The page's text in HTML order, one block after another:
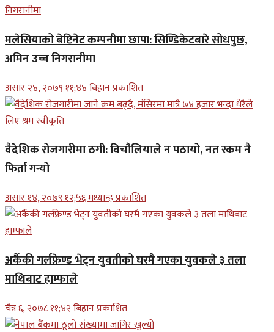
मलेसियाको बेष्टिनेट कम्पनीमा छापा: सिण्डिकेटबारे सोधपुछ,
अमिन उच्च निगरानीमा
असार २४, २०७९ ११;४४ बिहान प्रकाशित
वैदेशिक रोजगारीमा ठगी: विचौलियाले न पठायो, नत रकम नै
फिर्ता गर्‍यो
असार १४, २०७९ १२;५६ मध्यान्ह प्रकाशित
अर्कैकी गर्लफ्रेण्ड भेट्न युवतीको घरमै गएका युवकले ३ तला
माथिबाट हाम्फाले
चैत्र ६, २०७८ ११;४२ बिहान प्रकाशित